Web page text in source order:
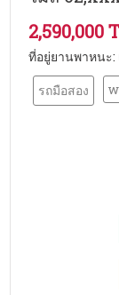
2,590,000
ที่อยู่ยานพาหนะ:
รถมือสอง